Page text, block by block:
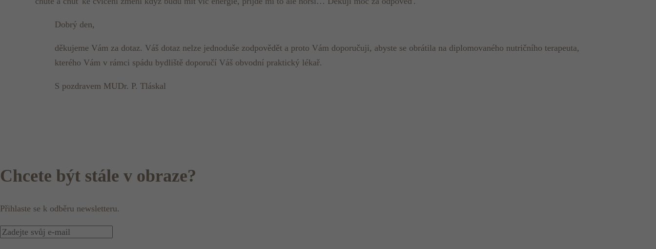
Dobrý den,
děkujeme Vám za dotaz. Váš dotaz nelze jednoduše zodpovědět a proto Vám doporučuji, abyste se obrátila na diplomovaného nutričního terapeuta,
kterého Vám v rámci spádu bydliště doporučí Váš obvodní praktický lékař.
S pozdravem MUDr. P. Tláskal
Chcete být stále v obraze?
Přihlaste se k odběru newsletteru.